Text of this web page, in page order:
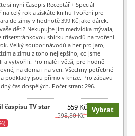
si nyní časopis Receptář + Speciál
na celý rok a získáte knihu Tvoření pro
do zimy v hodnotě 399 Kč jako dárek.
děti? Nekupujte jim medvídka mývala,
třísetstránkovou sbírku návodů na tvoření
Velký soubor návodů a her pro jaro,
a zimu z toho nejlepšího, co jsme
a vytvořili. Pro malé i větší, pro hodně
na doma i na ven. Všechny potřebné
podklady jsou přímo v knize. Pro zábavu
čas dospělých. Počet stran: 296.
časpisu TV star
559 Kč
598,80 Kč
Vybrat